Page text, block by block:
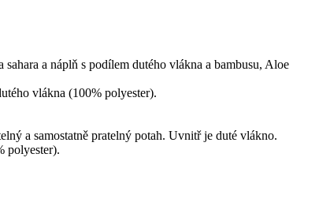
a náplň s podílem dutého vlákna a bambusu, Aloe
vlákna (100% polyester).
a samostatně pratelný potah. Uvnitř je duté vlákno.
polyester).